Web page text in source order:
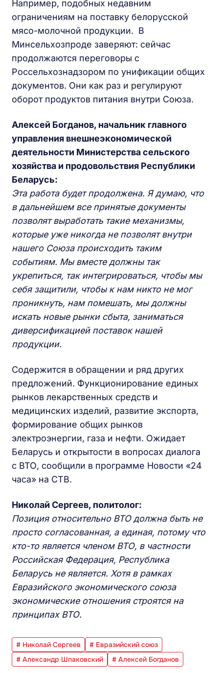
Например, подобных недавним
ограничениям на поставку белорусской
мясо-молочной продукции. В
Минсельхозпроде заверяют: сейчас
продолжаются переговоры с
Россельхознадзором по унификации общих
документов. Они как раз и регулируют
оборот продуктов питания внутри Союза.
Алексей Богданов, начальник главного
управления внешнеэкономической
деятельности Министерства сельского
хозяйства и продовольствия Республики
Беларусь:
Эта работа будет продолжена. Я думаю, что
в дальнейшем все принятые документы
позволят выработать такие механизмы,
которые уже никогда не позволят внутри
нашего Союза происходить таким
событиям. Мы вместе должны так
укрепиться, так интегрироваться, чтобы мы
себя защитили, чтобы к нам никто не мог
проникнуть, нам помешать, мы должны
искать новые рынки сбыта, заниматься
диверсификацией поставок нашей
продукции.
Содержится в обращении и ряд других
предложений. Функционирование единых
рынков лекарственных средств и
медицинских изделий, развитие экспорта,
формирование общих рынков
электроэнергии, газа и нефти. Ожидает
Беларусь и открытости в вопросах диалога
с ВТО, сообщили в программе Новости «24
часа» на СТВ.
Николай Сергеев, политолог:
Позиция относительно ВТО должна быть не
просто согласованная, а единая, потому что
кто-то является членом ВТО, в частности
Российская Федерация, Республика
Беларусь не является. Хотя в рамках
Евразийского экономического союза
экономические отношения строятся на
принципах ВТО.
# Николай Сергеев
# Евразийский союз
# Александр Шпаковский
# Алексей Богданов